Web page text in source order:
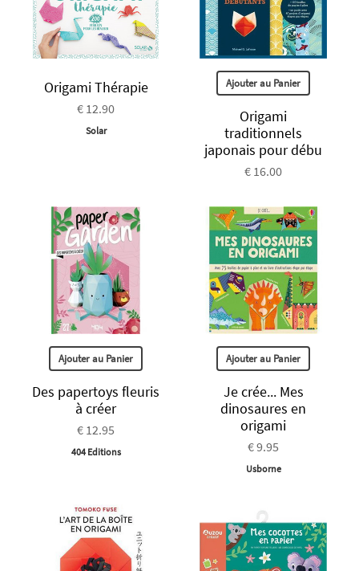
Origami Thérapie
€ 12.90
Solar
Ajouter au Panier
Origami
traditionnels
japonais pour débu
€ 16.00
Ajouter au Panier
Des papertoys fleuris
à créer
€ 12.95
404 Editions
Ajouter au Panier
Je crée... Mes
dinosaures en
origami
€ 9.95
Usborne